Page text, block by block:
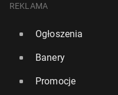
REKLAMA
Ogłoszenia
Banery
Promocje